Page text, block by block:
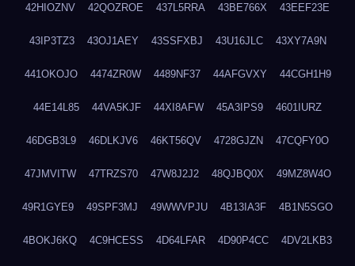
42HIOZNV 42QOZROE 437L5RRA 43BE766X 43EEF23E
43IP3TZ3 43OJ1AEY 43SSFXBJ 43U16JLC 43XY7A9N
441OKOJO 4474ZR0W 4489NF37 44AFGVXY 44CGH1H9
44E14L85 44VA5KJF 44XI8AFW 45A3IPS9 4601IURZ
46DGB3L9 46DLKJV6 46KT56QV 4728GJZN 47CQFY0O
47JMVITW 47TRZS70 47W8J2J2 48QJBQ0X 49MZ8W4O
49R1GYE9 49SPF3MJ 49WWVPJU 4B13IA3F 4B1N5SGO
4BOKJ6KQ 4C9HCESS 4D64LFAR 4D90P4CC 4DV2LKB3